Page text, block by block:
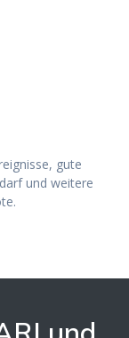
gute
und weitere